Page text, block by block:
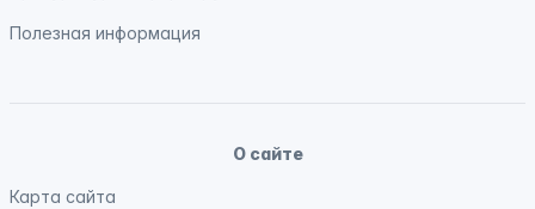
Полезная информация
О сайте
Карта сайта